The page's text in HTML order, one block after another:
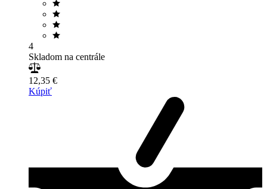
4
Skladom na centrále
12,35 €
Kúpiť